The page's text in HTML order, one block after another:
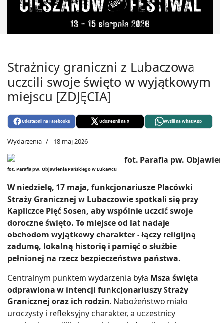
Strażnicy graniczni z Lubaczowa
uczcili swoje święto w wyjątkowym
miejscu [ZDJĘCIA]
Udostępnij na Facebooku Udostępnij na X Wyślij na WhatsApp
Wydarzenia 18 maj 2026
fot. Parafia pw. Objawienia Pańskiego w Łukawcu
W niedzielę, 17 maja, funkcjonariusze Placówki
Straży Granicznej w Lubaczowie spotkali się przy
Kapliczce Pięć Sosen, aby wspólnie uczcić swoje
doroczne święto. To miejsce od lat nadaje
obchodom wyjątkowy charakter - łączy religijną
zadumę, lokalną historię i pamięć o służbie
pełnionej na rzecz bezpieczeństwa państwa.
Centralnym punktem wydarzenia była Msza święta
odprawiona w intencji funkcjonariuszy Straży
Granicznej oraz ich rodzin. Nabożeństwo miało
uroczysty i refleksyjny charakter, a uczestnicy